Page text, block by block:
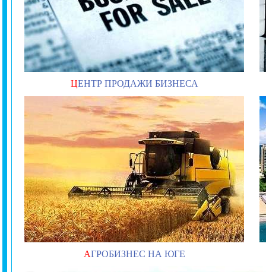
ЦЕНТР ПРОДАЖИ БИЗНЕСА
АГРОБИЗНЕС НА ЮГЕ